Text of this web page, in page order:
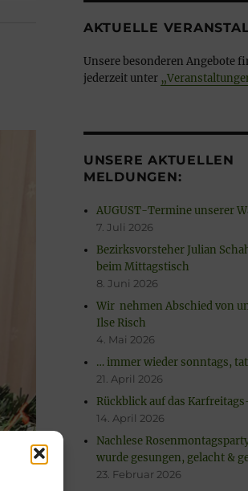
AKTUELLE
Unsere besonderen Angebote
jederzeit unter
UNSERE AKTUELLEN
MELDUNGEN:
AUGUST-Termine unserer
7. Juli 2026
Bezirksvorsteher Julian
beim Mittagstisch
8. Juni 2026
Wir nehmen Abschied von
Ilse Risch
4. Mai 2026
… immer wieder sonntags,
21. April 2026
Rückblick auf das
14. April 2026
Nachlese
wurde gesungen, gelacht &
23. Februar 2026